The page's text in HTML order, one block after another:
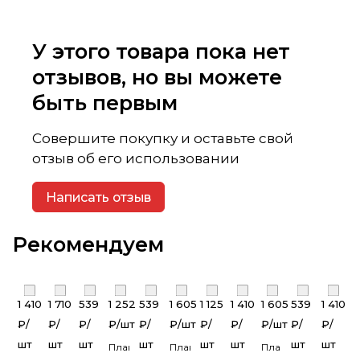
У этого товара пока нет
отзывов, но вы можете
быть первым
Совершите покупку и оставьте свой
отзыв об его использовании
Написать отзыв
Рекомендуем
1 410
₽/
шт
1 710
₽/
шт
539
₽/
шт
1 252
₽/шт
Планка
539
₽/
шт
1 605
₽/шт
Планка
1 125
₽/
шт
1 410
₽/
шт
1 605
₽/шт
Планка
539
₽/
шт
1 410
₽/
шт